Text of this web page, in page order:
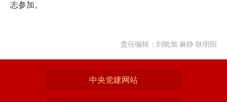
志参加。
责任编辑：刘晓旭 麻静 耿明阳
中央党建网站